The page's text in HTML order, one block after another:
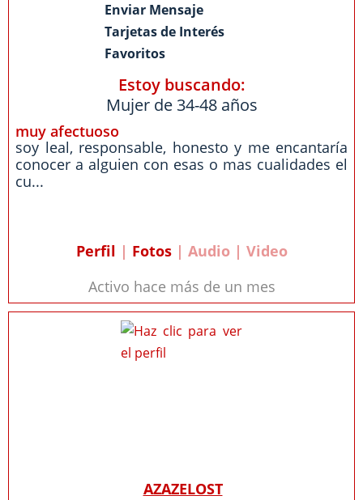
Enviar Mensaje
Tarjetas de Interés
Favoritos
Estoy buscando:
Mujer de 34-48 años
muy afectuoso
soy leal, responsable, honesto y me encantaría
conocer a alguien con esas o mas cualidades el
cu...
Perfil | Fotos| Audio | Video
Activo hace más de un mes
AZAZELOST